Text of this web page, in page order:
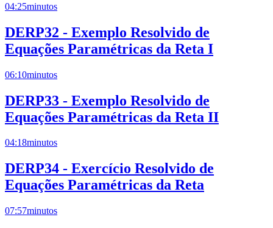
04:25minutos
DERP32 - Exemplo Resolvido de
Equações Paramétricas da Reta I
06:10minutos
DERP33 - Exemplo Resolvido de
Equações Paramétricas da Reta II
04:18minutos
DERP34 - Exercício Resolvido de
Equações Paramétricas da Reta
07:57minutos